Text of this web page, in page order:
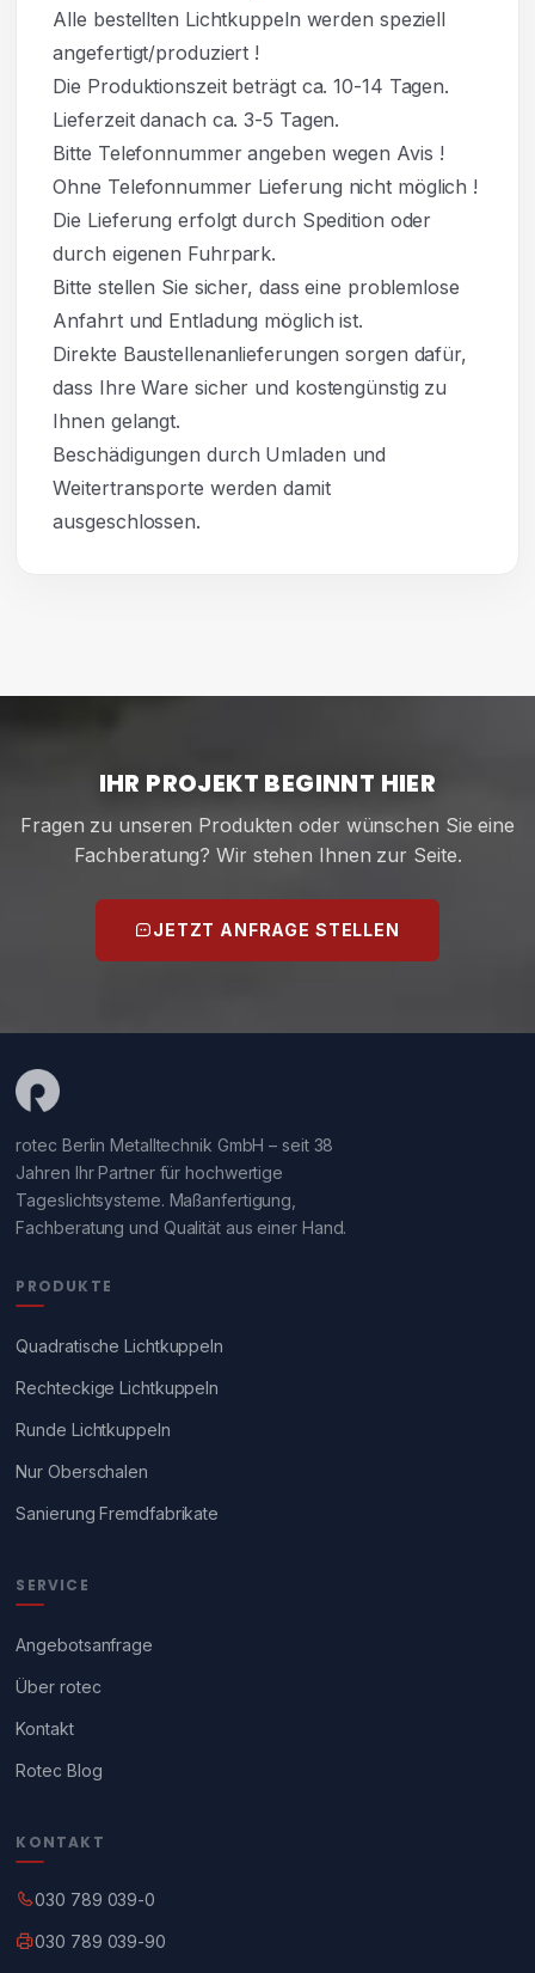
Alle bestellten Lichtkuppeln werden speziell
angefertigt/produziert !
Die Produktionszeit beträgt ca. 10-14 Tagen.
Lieferzeit danach ca. 3-5 Tagen.
Bitte Telefonnummer angeben wegen Avis !
Ohne Telefonnummer Lieferung nicht möglich !
Die Lieferung erfolgt durch Spedition oder
durch eigenen Fuhrpark.
Bitte stellen Sie sicher, dass eine problemlose
Anfahrt und Entladung möglich ist.
Direkte Baustellenanlieferungen sorgen dafür,
dass Ihre Ware sicher und kostengünstig zu
Ihnen gelangt.
Beschädigungen durch Umladen und
Weitertransporte werden damit
ausgeschlossen.
IHR PROJEKT BEGINNT HIER
Fragen zu unseren Produkten oder wünschen Sie eine
Fachberatung? Wir stehen Ihnen zur Seite.
JETZT ANFRAGE STELLEN
rotec Berlin Metalltechnik GmbH – seit 38
Jahren Ihr Partner für hochwertige
Tageslichtsysteme. Maßanfertigung,
Fachberatung und Qualität aus einer Hand.
PRODUKTE
Quadratische Lichtkuppeln
Rechteckige Lichtkuppeln
Runde Lichtkuppeln
Nur Oberschalen
Sanierung Fremdfabrikate
SERVICE
Angebotsanfrage
Über rotec
Kontakt
Rotec Blog
KONTAKT
030 789 039-0
030 789 039-90